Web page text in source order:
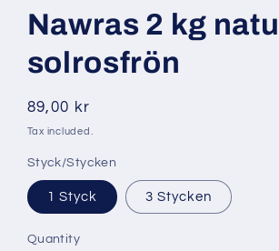
Nawras 2 kg
solrosfrön
Regular
price
89,00 kr
Tax included.
Styck/Stycken
1 Styck 3 Stycken
Quantity